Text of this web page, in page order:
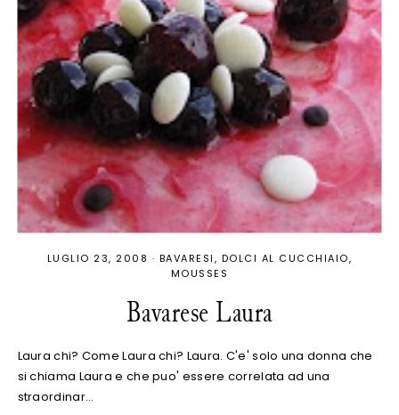
LUGLIO 23, 2008 · BAVARESI
DOLCI AL CUCCHIAIO
MOUSSES
Bavarese Laura
Laura chi? Come Laura chi? Laura. C'e' solo una donna che
si chiama Laura e che puo' essere correlata ad una
straordinar…